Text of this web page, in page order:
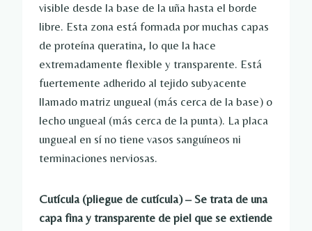
visible desde la base de la uña hasta el borde
libre. Esta zona está formada por muchas capas
de proteína queratina, lo que la hace
extremadamente flexible y transparente. Está
fuertemente adherido al tejido subyacente
llamado matriz ungueal (más cerca de la base) o
lecho ungueal (más cerca de la punta). La placa
ungueal en sí no tiene vasos sanguíneos ni
terminaciones nerviosas.
Cutícula (pliegue de cutícula)– Se trata de una
capa fina y transparente de piel que se extiende